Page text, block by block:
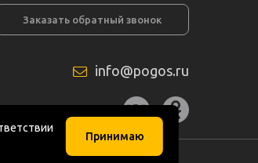
Принимаю
Заказать обратный звонок
info@pogos.ru